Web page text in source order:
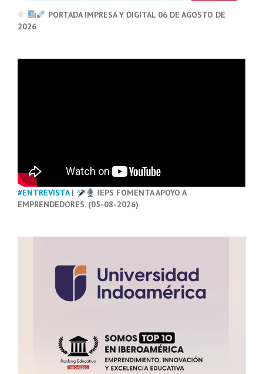
PORTADA IMPRESA Y DIGITAL 06 DE AGOSTO DE
2026
#ENTREVISTA|
IEPS FOMENTA APOYO A
EMPRENDEDORES. (05-08-2026)